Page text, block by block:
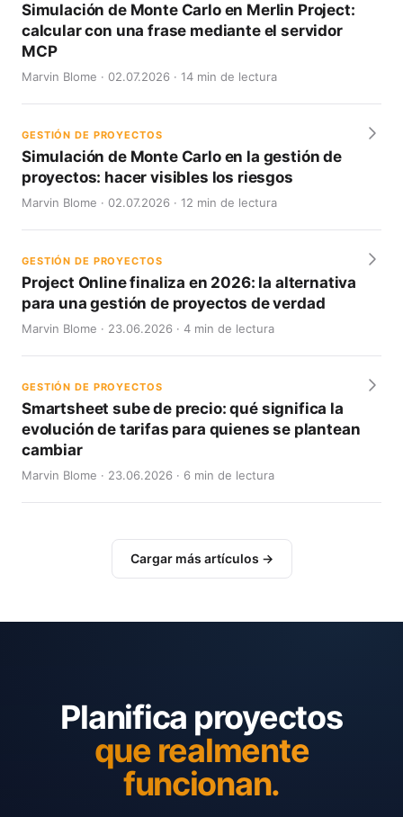
Simulación de Monte Carlo en Merlin Project:
calcular con una frase mediante el servidor
MCP
Marvin Blome · 02.07.2026 · 14 min de lectura
GESTIÓN DE PROYECTOS
Simulación de Monte Carlo en la gestión de
proyectos: hacer visibles los riesgos
Marvin Blome · 02.07.2026 · 12 min de lectura
GESTIÓN DE PROYECTOS
Project Online finaliza en 2026: la alternativa
para una gestión de proyectos de verdad
Marvin Blome · 23.06.2026 · 4 min de lectura
GESTIÓN DE PROYECTOS
Smartsheet sube de precio: qué significa la
evolución de tarifas para quienes se plantean
cambiar
Marvin Blome · 23.06.2026 · 6 min de lectura
Cargar más artículos →
Planifica proyectos
que realmente
funcionan.